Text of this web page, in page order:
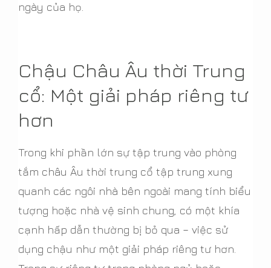
ngày của họ.
Chậu Châu Âu thời Trung
cổ: Một giải pháp riêng tư
hơn
Trong khi phần lớn sự tập trung vào phòng
tắm châu Âu thời trung cổ tập trung xung
quanh các ngôi nhà bên ngoài mang tính biểu
tượng hoặc nhà vệ sinh chung, có một khía
cạnh hấp dẫn thường bị bỏ qua – việc sử
dụng chậu như một giải pháp riêng tư hơn.